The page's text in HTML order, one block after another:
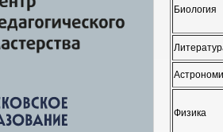
Биология
Физика